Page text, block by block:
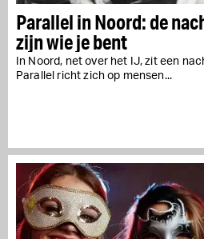
Parallel in Noord: de
zijn wie je bent
In Noord, net over het IJ, zit een
Parallel richt zich op mensen...